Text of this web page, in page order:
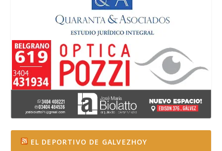
EL DEPORTIVO DE GALVEZHOY